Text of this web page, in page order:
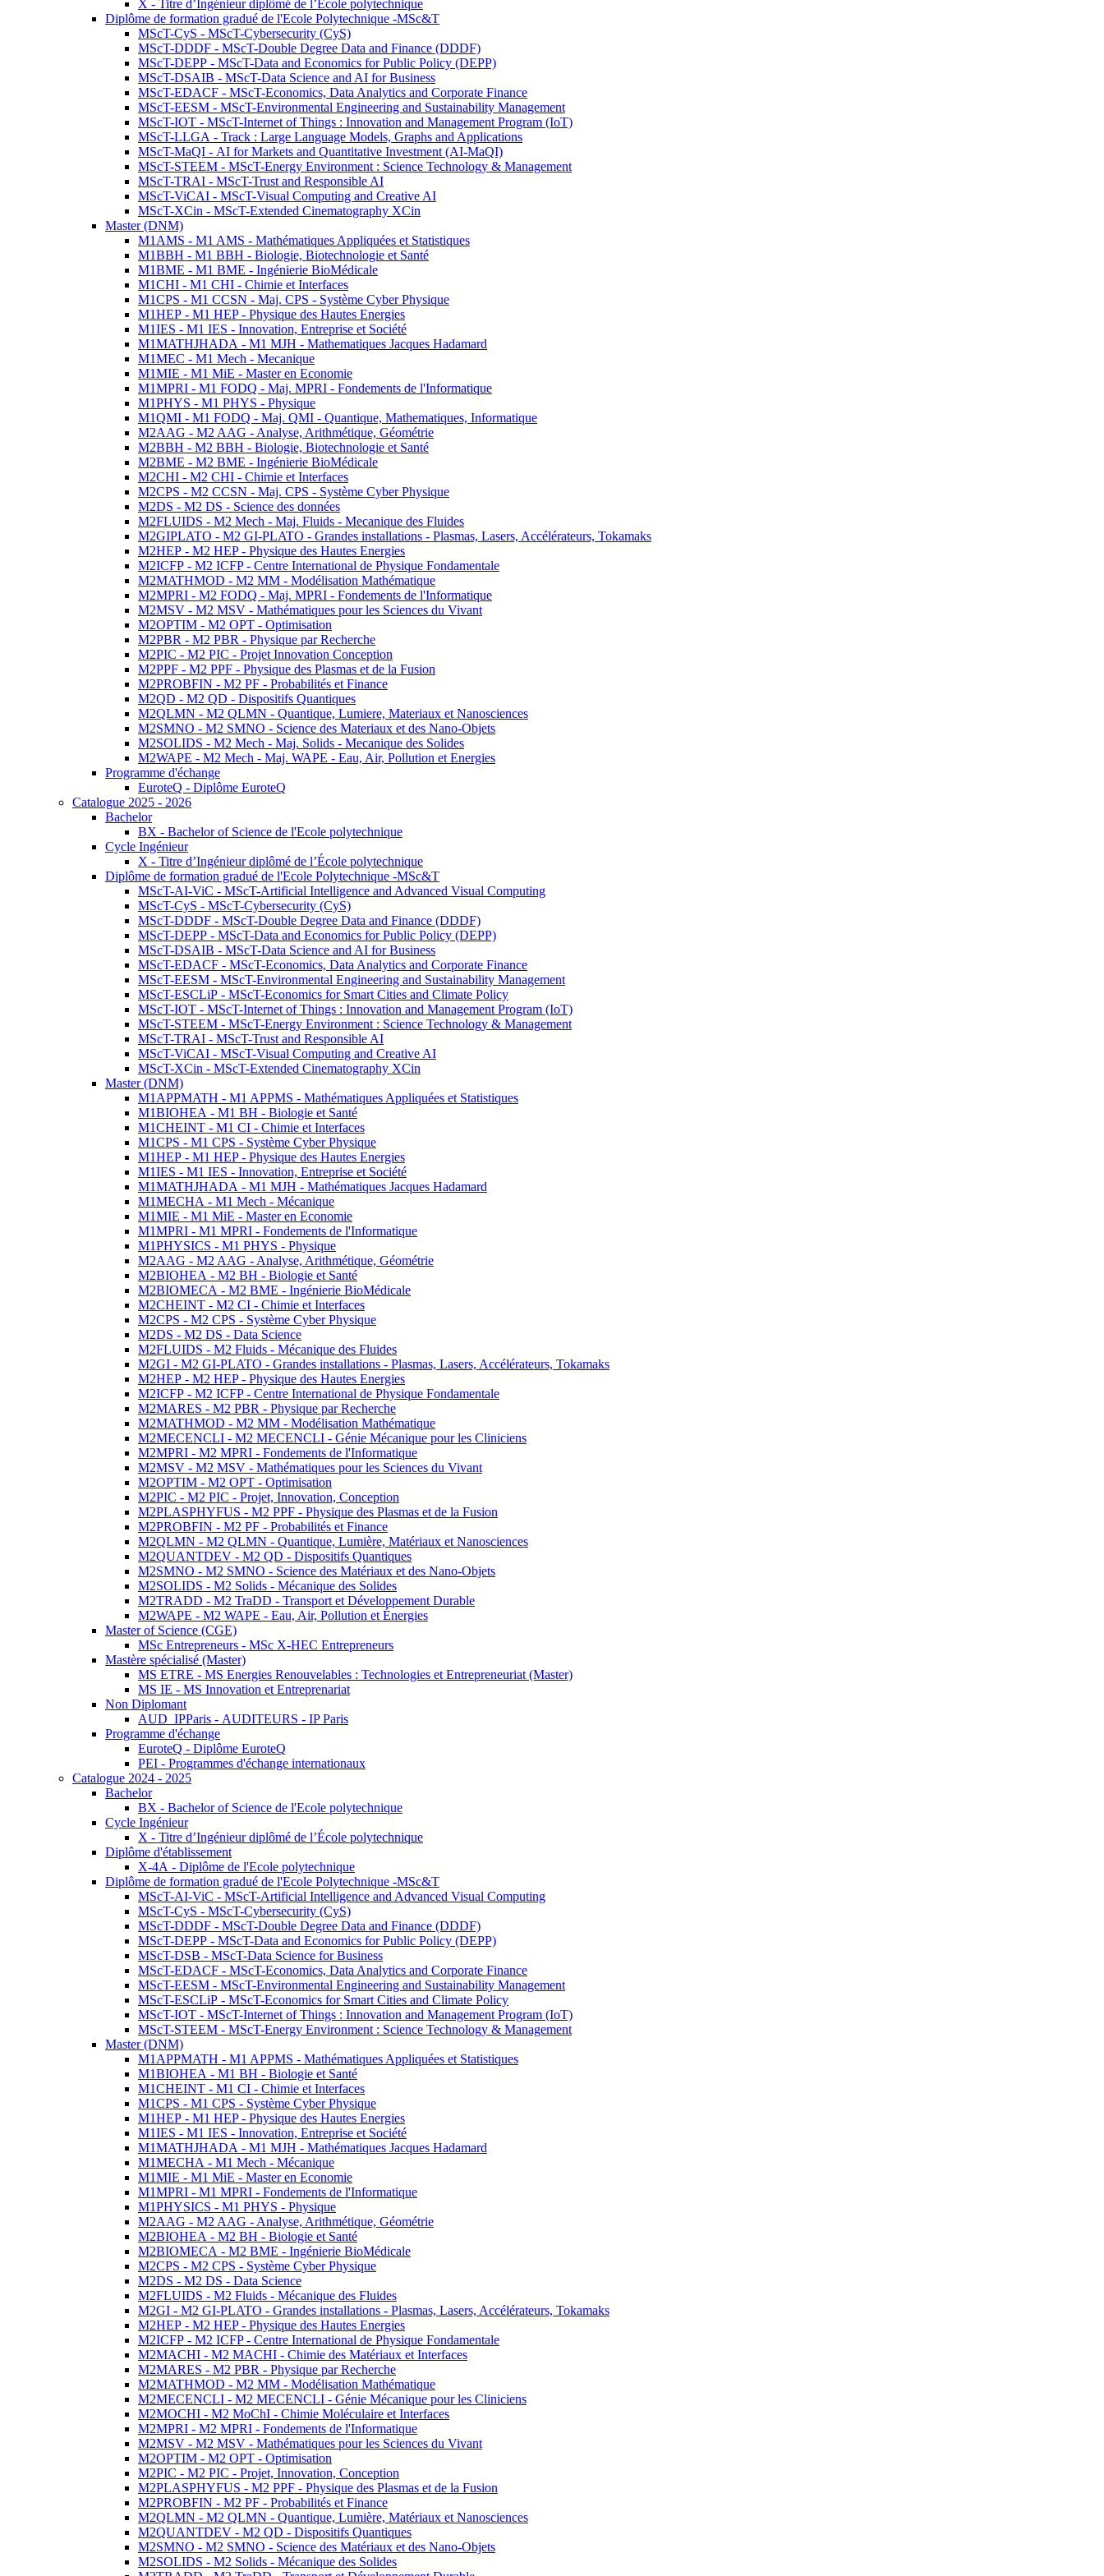
X - Titre d’Ingénieur diplômé de l’École polytechnique
Diplôme de formation gradué de l'Ecole Polytechnique -MSc&T
MScT-CyS - MScT-Cybersecurity (CyS)
MScT-DDDF - MScT-Double Degree Data and Finance (DDDF)
MScT-DEPP - MScT-Data and Economics for Public Policy (DEPP)
MScT-DSAIB - MScT-Data Science and AI for Business
MScT-EDACF - MScT-Economics, Data Analytics and Corporate Finance
MScT-EESM - MScT-Environmental Engineering and Sustainability Management
MScT-IOT - MScT-Internet of Things : Innovation and Management Program (IoT)
MScT-LLGA - Track : Large Language Models, Graphs and Applications
MScT-MaQI - AI for Markets and Quantitative Investment (AI-MaQI)
MScT-STEEM - MScT-Energy Environment : Science Technology & Management
MScT-TRAI - MScT-Trust and Responsible AI
MScT-ViCAI - MScT-Visual Computing and Creative AI
MScT-XCin - MScT-Extended Cinematography XCin
Master (DNM)
M1AMS - M1 AMS - Mathématiques Appliquées et Statistiques
M1BBH - M1 BBH - Biologie, Biotechnologie et Santé
M1BME - M1 BME - Ingénierie BioMédicale
M1CHI - M1 CHI - Chimie et Interfaces
M1CPS - M1 CCSN - Maj. CPS - Système Cyber Physique
M1HEP - M1 HEP - Physique des Hautes Energies
M1IES - M1 IES - Innovation, Entreprise et Société
M1MATHJHADA - M1 MJH - Mathematiques Jacques Hadamard
M1MEC - M1 Mech - Mecanique
M1MIE - M1 MiE - Master en Economie
M1MPRI - M1 FODQ - Maj. MPRI - Fondements de l'Informatique
M1PHYS - M1 PHYS - Physique
M1QMI - M1 FODQ - Maj. QMI - Quantique, Mathematiques, Informatique
M2AAG - M2 AAG - Analyse, Arithmétique, Géométrie
M2BBH - M2 BBH - Biologie, Biotechnologie et Santé
M2BME - M2 BME - Ingénierie BioMédicale
M2CHI - M2 CHI - Chimie et Interfaces
M2CPS - M2 CCSN - Maj. CPS - Système Cyber Physique
M2DS - M2 DS - Science des données
M2FLUIDS - M2 Mech - Maj. Fluids - Mecanique des Fluides
M2GIPLATO - M2 GI-PLATO - Grandes installations - Plasmas, Lasers, Accélérateurs, Tokamaks
M2HEP - M2 HEP - Physique des Hautes Energies
M2ICFP - M2 ICFP - Centre International de Physique Fondamentale
M2MATHMOD - M2 MM - Modélisation Mathématique
M2MPRI - M2 FODQ - Maj. MPRI - Fondements de l'Informatique
M2MSV - M2 MSV - Mathématiques pour les Sciences du Vivant
M2OPTIM - M2 OPT - Optimisation
M2PBR - M2 PBR - Physique par Recherche
M2PIC - M2 PIC - Projet Innovation Conception
M2PPF - M2 PPF - Physique des Plasmas et de la Fusion
M2PROBFIN - M2 PF - Probabilités et Finance
M2QD - M2 QD - Dispositifs Quantiques
M2QLMN - M2 QLMN - Quantique, Lumiere, Materiaux et Nanosciences
M2SMNO - M2 SMNO - Science des Materiaux et des Nano-Objets
M2SOLIDS - M2 Mech - Maj. Solids - Mecanique des Solides
M2WAPE - M2 Mech - Maj. WAPE - Eau, Air, Pollution et Energies
Programme d'échange
EuroteQ - Diplôme EuroteQ
Catalogue 2025 - 2026
Bachelor
BX - Bachelor of Science de l'Ecole polytechnique
Cycle Ingénieur
X - Titre d’Ingénieur diplômé de l’École polytechnique
Diplôme de formation gradué de l'Ecole Polytechnique -MSc&T
MScT-AI-ViC - MScT-Artificial Intelligence and Advanced Visual Computing
MScT-CyS - MScT-Cybersecurity (CyS)
MScT-DDDF - MScT-Double Degree Data and Finance (DDDF)
MScT-DEPP - MScT-Data and Economics for Public Policy (DEPP)
MScT-DSAIB - MScT-Data Science and AI for Business
MScT-EDACF - MScT-Economics, Data Analytics and Corporate Finance
MScT-EESM - MScT-Environmental Engineering and Sustainability Management
MScT-ESCLiP - MScT-Economics for Smart Cities and Climate Policy
MScT-IOT - MScT-Internet of Things : Innovation and Management Program (IoT)
MScT-STEEM - MScT-Energy Environment : Science Technology & Management
MScT-TRAI - MScT-Trust and Responsible AI
MScT-ViCAI - MScT-Visual Computing and Creative AI
MScT-XCin - MScT-Extended Cinematography XCin
Master (DNM)
M1APPMATH - M1 APPMS - Mathématiques Appliquées et Statistiques
M1BIOHEA - M1 BH - Biologie et Santé
M1CHEINT - M1 CI - Chimie et Interfaces
M1CPS - M1 CPS - Système Cyber Physique
M1HEP - M1 HEP - Physique des Hautes Energies
M1IES - M1 IES - Innovation, Entreprise et Société
M1MATHJHADA - M1 MJH - Mathématiques Jacques Hadamard
M1MECHA - M1 Mech - Mécanique
M1MIE - M1 MiE - Master en Economie
M1MPRI - M1 MPRI - Fondements de l'Informatique
M1PHYSICS - M1 PHYS - Physique
M2AAG - M2 AAG - Analyse, Arithmétique, Géométrie
M2BIOHEA - M2 BH - Biologie et Santé
M2BIOMECA - M2 BME - Ingénierie BioMédicale
M2CHEINT - M2 CI - Chimie et Interfaces
M2CPS - M2 CPS - Système Cyber Physique
M2DS - M2 DS - Data Science
M2FLUIDS - M2 Fluids - Mécanique des Fluides
M2GI - M2 GI-PLATO - Grandes installations - Plasmas, Lasers, Accélérateurs, Tokamaks
M2HEP - M2 HEP - Physique des Hautes Energies
M2ICFP - M2 ICFP - Centre International de Physique Fondamentale
M2MARES - M2 PBR - Physique par Recherche
M2MATHMOD - M2 MM - Modélisation Mathématique
M2MECENCLI - M2 MECENCLI - Génie Mécanique pour les Cliniciens
M2MPRI - M2 MPRI - Fondements de l'Informatique
M2MSV - M2 MSV - Mathématiques pour les Sciences du Vivant
M2OPTIM - M2 OPT - Optimisation
M2PIC - M2 PIC - Projet, Innovation, Conception
M2PLASPHYFUS - M2 PPF - Physique des Plasmas et de la Fusion
M2PROBFIN - M2 PF - Probabilités et Finance
M2QLMN - M2 QLMN - Quantique, Lumière, Matériaux et Nanosciences
M2QUANTDEV - M2 QD - Dispositifs Quantiques
M2SMNO - M2 SMNO - Science des Matériaux et des Nano-Objets
M2SOLIDS - M2 Solids - Mécanique des Solides
M2TRADD - M2 TraDD - Transport et Développement Durable
M2WAPE - M2 WAPE - Eau, Air, Pollution et Énergies
Master of Science (CGE)
MSc Entrepreneurs - MSc X-HEC Entrepreneurs
Mastère spécialisé (Master)
MS ETRE - MS Energies Renouvelables : Technologies et Entrepreneuriat (Master)
MS IE - MS Innovation et Entreprenariat
Non Diplomant
AUD_IPParis - AUDITEURS - IP Paris
Programme d'échange
EuroteQ - Diplôme EuroteQ
PEI - Programmes d'échange internationaux
Catalogue 2024 - 2025
Bachelor
BX - Bachelor of Science de l'Ecole polytechnique
Cycle Ingénieur
X - Titre d’Ingénieur diplômé de l’École polytechnique
Diplôme d'établissement
X-4A - Diplôme de l'Ecole polytechnique
Diplôme de formation gradué de l'Ecole Polytechnique -MSc&T
MScT-AI-ViC - MScT-Artificial Intelligence and Advanced Visual Computing
MScT-CyS - MScT-Cybersecurity (CyS)
MScT-DDDF - MScT-Double Degree Data and Finance (DDDF)
MScT-DEPP - MScT-Data and Economics for Public Policy (DEPP)
MScT-DSB - MScT-Data Science for Business
MScT-EDACF - MScT-Economics, Data Analytics and Corporate Finance
MScT-EESM - MScT-Environmental Engineering and Sustainability Management
MScT-ESCLiP - MScT-Economics for Smart Cities and Climate Policy
MScT-IOT - MScT-Internet of Things : Innovation and Management Program (IoT)
MScT-STEEM - MScT-Energy Environment : Science Technology & Management
Master (DNM)
M1APPMATH - M1 APPMS - Mathématiques Appliquées et Statistiques
M1BIOHEA - M1 BH - Biologie et Santé
M1CHEINT - M1 CI - Chimie et Interfaces
M1CPS - M1 CPS - Système Cyber Physique
M1HEP - M1 HEP - Physique des Hautes Energies
M1IES - M1 IES - Innovation, Entreprise et Société
M1MATHJHADA - M1 MJH - Mathématiques Jacques Hadamard
M1MECHA - M1 Mech - Mécanique
M1MIE - M1 MiE - Master en Economie
M1MPRI - M1 MPRI - Fondements de l'Informatique
M1PHYSICS - M1 PHYS - Physique
M2AAG - M2 AAG - Analyse, Arithmétique, Géométrie
M2BIOHEA - M2 BH - Biologie et Santé
M2BIOMECA - M2 BME - Ingénierie BioMédicale
M2CPS - M2 CPS - Système Cyber Physique
M2DS - M2 DS - Data Science
M2FLUIDS - M2 Fluids - Mécanique des Fluides
M2GI - M2 GI-PLATO - Grandes installations - Plasmas, Lasers, Accélérateurs, Tokamaks
M2HEP - M2 HEP - Physique des Hautes Energies
M2ICFP - M2 ICFP - Centre International de Physique Fondamentale
M2MACHI - M2 MACHI - Chimie des Matériaux et Interfaces
M2MARES - M2 PBR - Physique par Recherche
M2MATHMOD - M2 MM - Modélisation Mathématique
M2MECENCLI - M2 MECENCLI - Génie Mécanique pour les Cliniciens
M2MOCHI - M2 MoChI - Chimie Moléculaire et Interfaces
M2MPRI - M2 MPRI - Fondements de l'Informatique
M2MSV - M2 MSV - Mathématiques pour les Sciences du Vivant
M2OPTIM - M2 OPT - Optimisation
M2PIC - M2 PIC - Projet, Innovation, Conception
M2PLASPHYFUS - M2 PPF - Physique des Plasmas et de la Fusion
M2PROBFIN - M2 PF - Probabilités et Finance
M2QLMN - M2 QLMN - Quantique, Lumière, Matériaux et Nanosciences
M2QUANTDEV - M2 QD - Dispositifs Quantiques
M2SMNO - M2 SMNO - Science des Matériaux et des Nano-Objets
M2SOLIDS - M2 Solids - Mécanique des Solides